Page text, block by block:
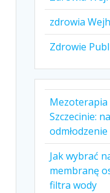
zdrowia
Zdrowie
Mezoterapia
Szczecinie:
Jak wybrać
membranę
filtra wody